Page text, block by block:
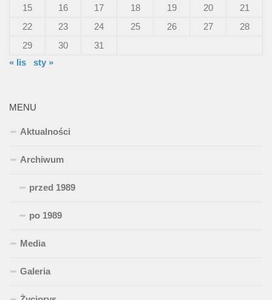
15 16 17 18 19 20
21
22
23 24 25 26 27
28
29
30
31
« lis
sty »
MENU
Aktualności
Archiwum
przed 1989
po 1989
Media
Galeria